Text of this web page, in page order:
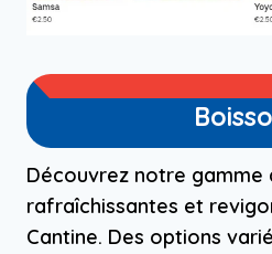
Découvrez notre gamme
rafraîchissantes et
Cantine. Des options